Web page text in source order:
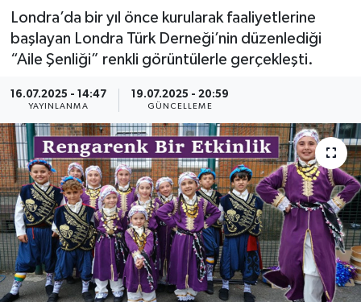
Londra’da bir yıl önce kurularak faaliyetlerine
başlayan Londra Türk Derneği’nin düzenlediği
“Aile Şenliği” renkli görüntülerle gerçekleşti.
16.07.2025 - 14:47
YAYINLANMA
19.07.2025 - 20:59
GÜNCELLEME